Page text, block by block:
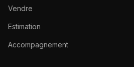
Vendre
Estimation
Accompagnement